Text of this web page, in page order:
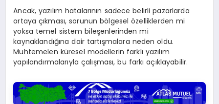
Ancak, yazılım hatalarının sadece belirli pazarlarda
ortaya çıkması, sorunun bölgesel özelliklerden mi
yoksa temel sistem bileşenlerinden mi
kaynaklandığına dair tartışmalara neden oldu.
Muhtemelen küresel modellerin farklı yazılım
yapılandırmalarıyla çalışması, bu farkı açıklayabilir.